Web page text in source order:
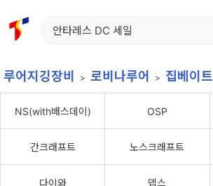
홈 신상품 재입고 베스트 특가
루어지깅장비 로비나루어 집베이트
NS(with배스데이) OSP
간크래프트 노스크래프트
다이와 뎁스